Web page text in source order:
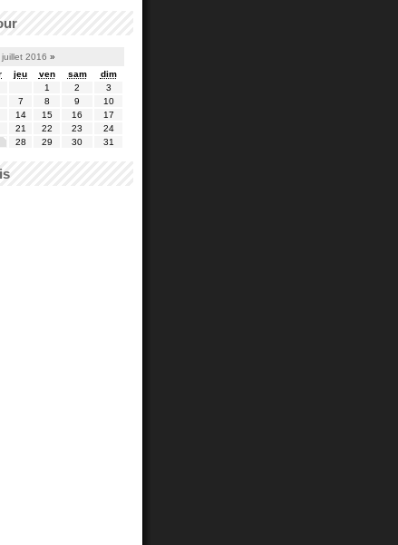
juillet 2016 »
jeu ven sam
dim
1
2
3
7 8 9
10
14 15 16
17
21 22 23
24
28 29 30 31